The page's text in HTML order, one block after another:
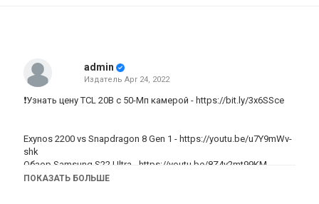
admin
Издатель Apr 24, 2022
❗Узнать цену TCL 20B с 50-Мп камерой - https://bit.ly/3x6SSce
Exynos 2200 vs Snapdragon 8 Gen 1 - https://youtu.be/u7Y9mWv-
shk
Обзор Samsung S22 Ultra -
https://youtu.be/8Z4y2mt99KM
Обзор Exynos 2200 и GOS в играх -
ПОКАЗАТЬ БОЛЬШЕ